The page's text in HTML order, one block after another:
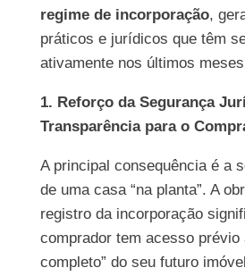
regime de incorporação,
práticos e jurídicos que têm
ativamente nos últimos
1. Reforço da Segurança
Transparência para o
A principal consequência é a
de uma casa “na planta”. A
registro da incorporação
comprador tem acesso prévio
completo” do seu futuro